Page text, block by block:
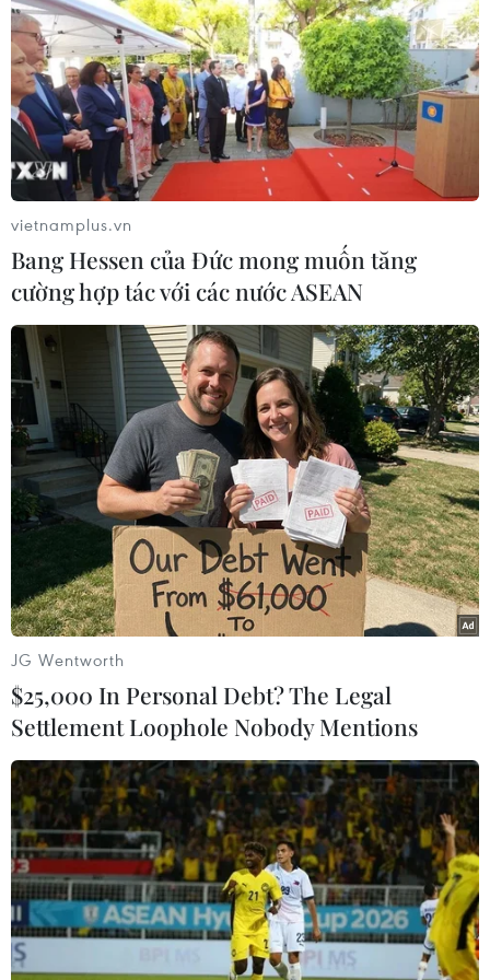
#Máy ghi âm
#Donald Trump nhậm chức
#Tổng thống đắc cử Donald Trump
#Diễn văn nhậm chức
#Bầu cử tổng thống Mỹ Mỹ
Theo dõi VietnamPlus
TIN LIÊN QUAN
vietnamplus.vn
Bang Hessen của Đức mong muốn tăng
cường hợp tác với các nước ASEAN
JG Wentworth
$25,000 In Personal Debt? The Legal
Settlement Loophole Nobody Mentions